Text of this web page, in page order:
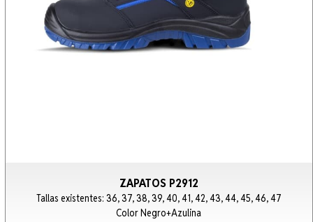
ZAPATOS P2912
Tallas existentes: 36, 37, 38, 39, 40, 41, 42, 43, 44, 45, 46, 47
Color Negro+Azulina